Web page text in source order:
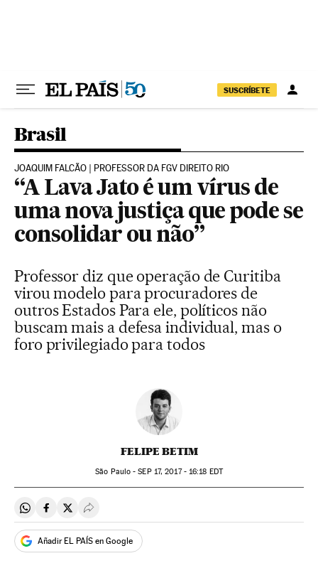
SUSCRÍBETE
Brasil
JOAQUIM FALCÃO | PROFESSOR DA FGV DIREITO RIO
“A Lava Jato é um vírus de
uma nova justiça que pode se
consolidar ou não”
Professor diz que operação de Curitiba
virou modelo para procuradores de
outros Estados Para ele, políticos não
buscam mais a defesa individual, mas o
foro privilegiado para todos
FELIPE BETIM
São Paulo -SEP17, 2017 - 16:18 EDT
Compartir en Whatsapp
Compartir en Facebook
Compartir en Twitter
Desplegar Redes Sociales
Añadir EL PAÍS en Google